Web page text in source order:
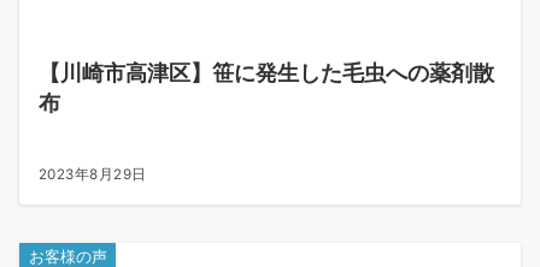
【川崎市高津区】笹に発生した毛虫への薬剤散
布
2023年8月29日
お客様の声